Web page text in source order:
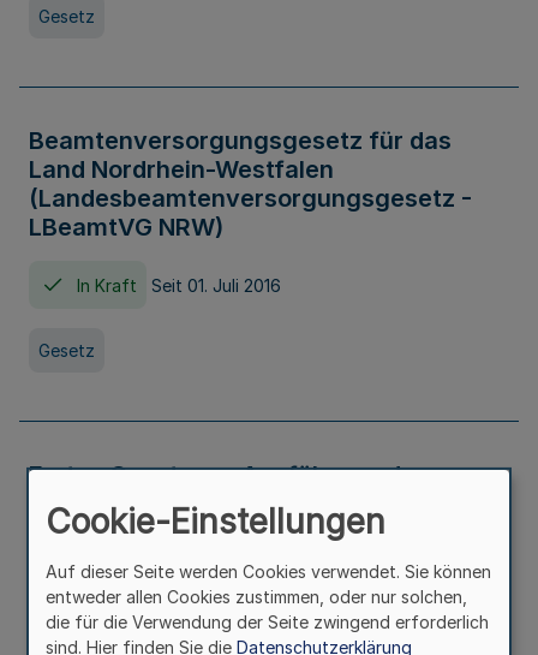
Gesetz
Beamtenversorgungsgesetz für das
Land Nordrhein-Westfalen
(Landesbeamtenversorgungsgesetz -
LBeamtVG NRW)
In Kraft Seit 01. Juli 2016
Gesetz
Erstes Gesetz zur Ausführung des
Kinder- und Jugendhilfegesetzes - AG -
KJHG -
In Kraft Seit 01. Januar 1991
Cookie-Einstellungen
Auf dieser Seite werden Cookies verwendet. Sie können
entweder allen Cookies zustimmen, oder nur solchen,
die für die Verwendung der Seite zwingend erforderlich
sind. Hier finden Sie die Datenschutzerklärung